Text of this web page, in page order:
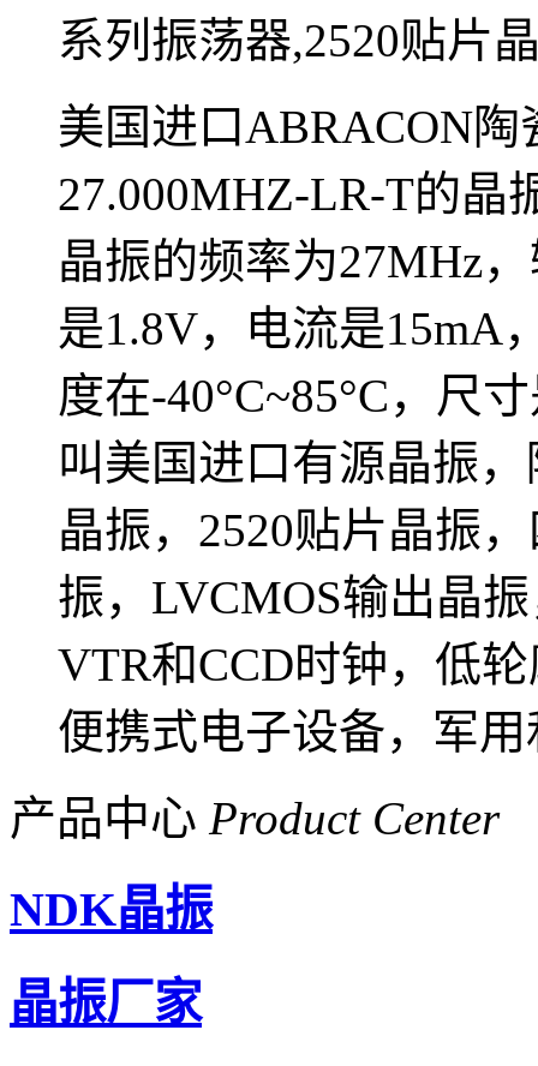
系列振荡器,2520贴片
美国进口ABRACON
27.000MHZ-LR-T的晶
晶振的频率为27MHz
是1.8V，电流是15mA
度在-40°C~85°C，尺
叫美国进口有源晶振
晶振，2520贴片晶振
振，LVCMOS输出晶
VTR和CCD时钟，低
便携式电子设备，军
产品中心 Product Center
NDK晶振
晶振厂家